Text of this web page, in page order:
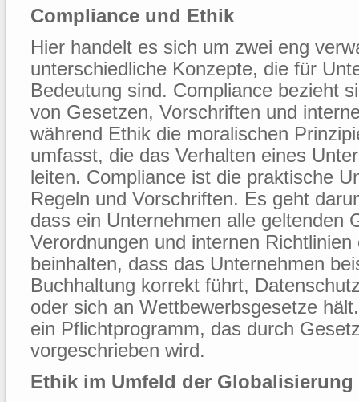
Compliance und Ethik
Hier handelt es sich um zwei eng
unterschiedliche Konzepte, die für
Bedeutung sind. Compliance bezieht
von Gesetzen, Vorschriften und
während Ethik die moralischen
umfasst, die das Verhalten eines
leiten. Compliance ist die praktische
Regeln und Vorschriften. Es geht
dass ein Unternehmen alle geltenden
Verordnungen und internen
beinhalten, dass das Unternehmen
Buchhaltung korrekt führt,
oder sich an Wettbewerbsgesetze
ein Pflichtprogramm, das durch
vorgeschrieben wird.
Ethik im Umfeld der Globalisierung